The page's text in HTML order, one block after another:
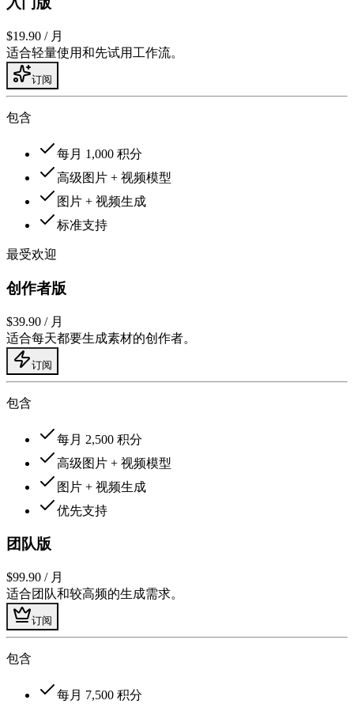
$19.90 / 月
适合轻量使用和先试用工作流。
订阅
包含
每月 1,000 积分
高级图片 + 视频模型
图片 + 视频生成
标准支持
最受欢迎
创作者版
$39.90 / 月
适合每天都要生成素材的创作者。
订阅
包含
每月 2,500 积分
高级图片 + 视频模型
图片 + 视频生成
优先支持
团队版
$99.90 / 月
适合团队和较高频的生成需求。
订阅
包含
每月 7,500 积分